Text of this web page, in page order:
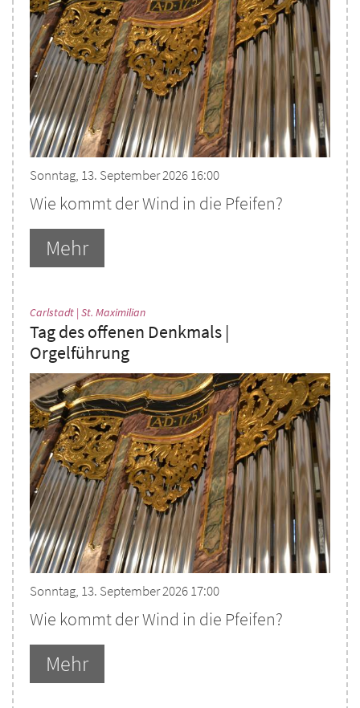
Sonntag, 13. September 2026 16:00
Wie kommt der Wind in die Pfeifen?
Mehr
Carlstadt | St. Maximilian:
Tag des offenen Denkmals |
Orgelführung
Sonntag, 13. September 2026 17:00
Wie kommt der Wind in die Pfeifen?
Mehr